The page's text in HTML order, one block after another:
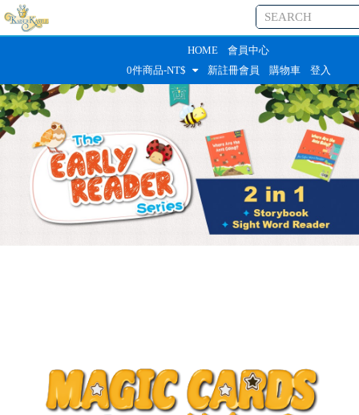
HOME
會員中心
0件商品-NT$ 新註冊會員 購物車 登入